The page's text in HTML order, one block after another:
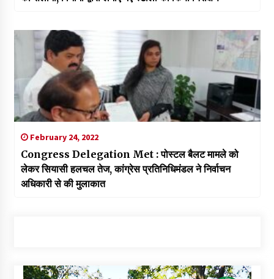
February 24, 2022
Congress Delegation Met : पोस्टल बैलट मामले को
लेकर सियासी हलचल तेज, कांग्रेस प्रतिनिधिमंडल ने निर्वाचन
अधिकारी से की मुलाकात